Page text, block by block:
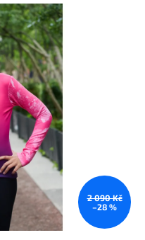
2 090 Kč
–28 %